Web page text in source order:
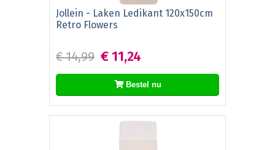
Jollein - Laken Ledikant 120x150cm
Retro Flowers
€ 14,99 € 11,24
Bestel nu